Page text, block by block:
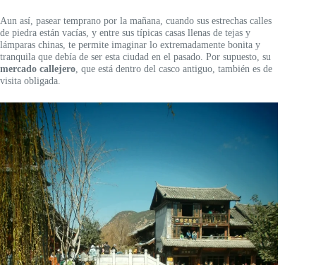
Aun así, pasear temprano por la mañana, cuando sus estrechas calles
de piedra están vacías, y entre sus típicas casas llenas de tejas y
lámparas chinas, te permite imaginar lo extremadamente bonita y
tranquila que debía de ser esta ciudad en el pasado. Por supuesto, su
mercado callejero , que está dentro del casco antiguo, también es de
visita obligada.